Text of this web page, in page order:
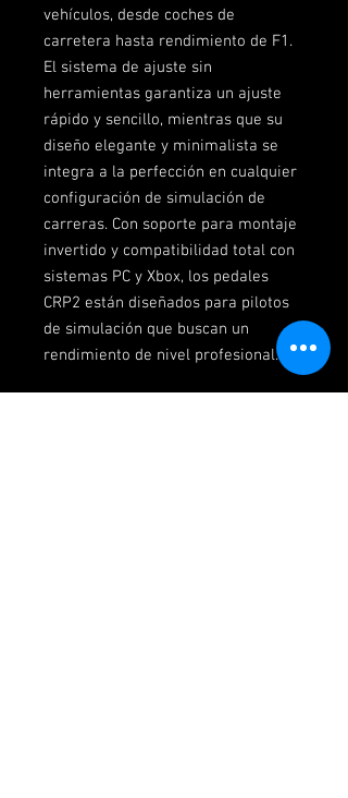
vehículos, desde coches de
carretera hasta rendimiento de F1.
El sistema de ajuste sin
herramientas garantiza un ajuste
rápido y sencillo, mientras que su
diseño elegante y minimalista se
integra a la perfección en cualquier
configuración de simulación de
carreras. Con soporte para montaje
invertido y compatibilidad total con
sistemas PC y Xbox, los pedales
CRP2 están diseñados para pilotos
de simulación que buscan un
rendimiento de nivel profesional.